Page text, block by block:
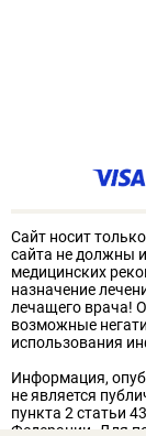
Сайт носит
сайта не должны
медицинских
назначение
лечащего врача!
возможные
использования
Информация,
не является
пункта 2 статьи
Федерации. Для